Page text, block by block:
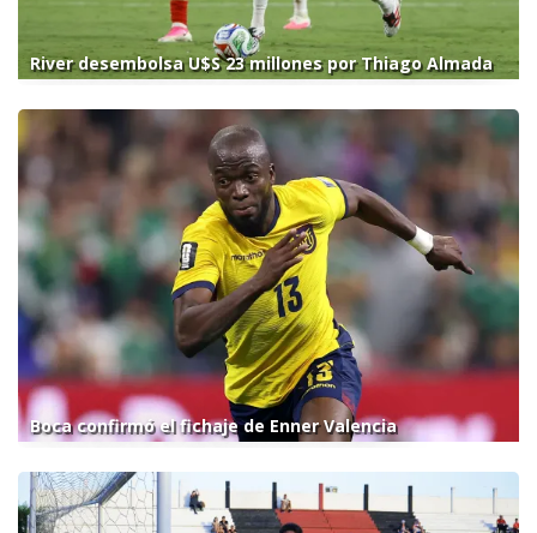
River desembolsa U$S 23 millones por Thiago Almada
Boca confirmó el fichaje de Enner Valencia